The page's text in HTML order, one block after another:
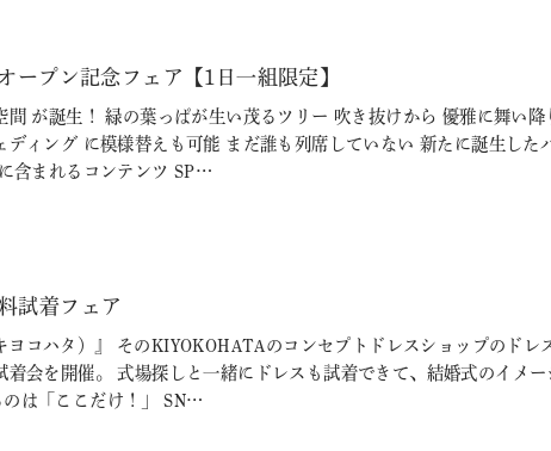
プン記念フェア【1日一組限定】
が誕生！ 緑の葉っぱが生い茂るツリー 吹き抜けから 優雅に舞い降
ィング に模様替えも可能 まだ誰も列席していない 新たに誕生した
含まれるコンテンツ SP…
試着フェア
コハタ）』 そのKIYOKOHATAのコンセプトドレスショップのドレ
会を開催。 式場探しと一緒にドレスも試着できて、結婚式のイメ
のは「ここだけ！」 SN…